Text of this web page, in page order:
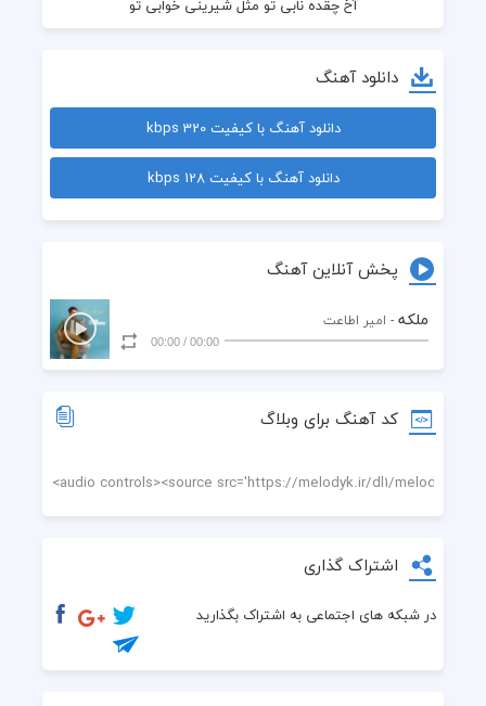
از همیشه با تو عاشقترم من با تو جوره عشق و حالم
دانلود آهنگ
دانلود آهنگ با کیفیت 320 kbps
دانلود آهنگ با کیفیت 128 kbps
پخش آنلاین آهنگ
ملکه - امیر اطاعت
00:00
/
00:00
کد آهنگ برای وبلاگ
اشتراک گذاری
در شبکه های اجتماعی به اشتراک بگذارید